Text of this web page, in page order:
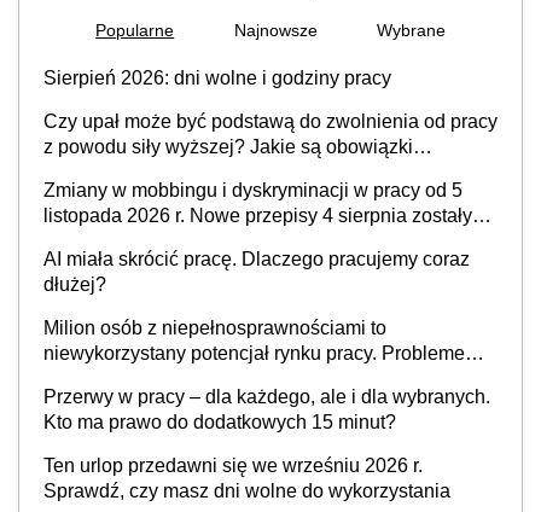
Popularne Najnowsze Wybrane
Sierpień 2026: dni wolne i godziny pracy
Czy upał może być podstawą do zwolnienia od pracy
z powodu siły wyższej? Jakie są obowiązki
Zmiany w mobbingu i dyskryminacji w pracy od 5
listopada 2026 r. Nowe przepisy 4 sierpnia zostały
AI miała skrócić pracę. Dlaczego pracujemy coraz
dłużej?
Milion osób z niepełnosprawnościami to
niewykorzystany potencjał rynku pracy. Problemem
refundacji, ale bariery po stronie systemu i
świadomości pracodawców [WYWIAD]
Przerwy w pracy – dla każdego, ale i dla wybranych.
Kto ma prawo do dodatkowych 15 minut?
Ten urlop przedawni się we wrześniu 2026 r.
Sprawdź, czy masz dni wolne do wykorzystania